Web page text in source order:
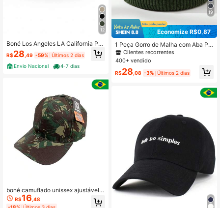
12
Boné Los Angeles LA California Pre
mium Ajustável Bordado Unissex Ab
a Curva Casual Masculino Feminin
o Algodão
R$28 ,49 -59% Últimos 2 dias
Envio Nacional
4-7 dias
boné camuflado unissex ajustável v
erdeR$16 ,48
19
Economize R$0,87
1 Peça Gorro de Malha com Aba PU
e Design W para Homens, Quente e
Casual para Outono, Praia, Férias
Clientes recorrentes
400+ vendido
R$28,08 -3% Últimos 2 dias